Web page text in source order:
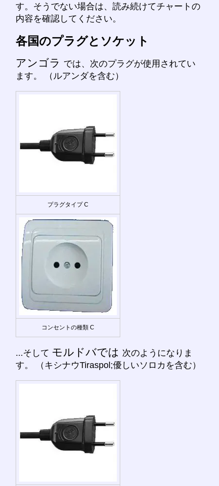
す。そうでない場合は、読み続けてチャートの
内容を確認してください。
各国のプラグとソケット
アンゴラ では、次のプラグが使用されてい
ます。 （ルアンダを含む）
プラグタイプ C
コンセントの種類 C
...そして モルドバでは 次のようになりま
す。 （キシナウTiraspol;優しいソロカを含む）